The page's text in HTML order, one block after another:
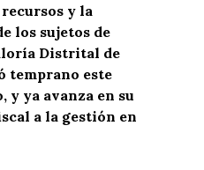
y la
los sujetos de
Distrital de
temprano este
y ya avanza en su
a la gestión en